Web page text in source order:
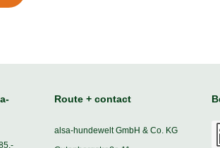
Route + contact
alsa-hundewelt GmbH & Co. KG